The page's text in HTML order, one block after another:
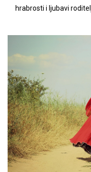
hrabrosti i ljubavi